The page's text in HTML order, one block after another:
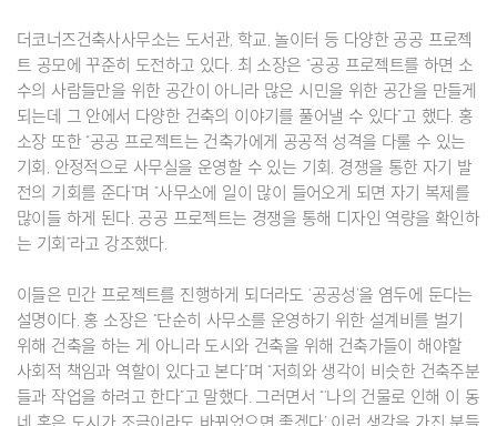
더코너즈건축사사무소는 도서관, 학교, 놀이터 등 다양한 공공 프로젝
트 공모에 꾸준히 도전하고 있다. 최 소장은 “공공 프로젝트를 하면 소
수의 사람들만을 위한 공간이 아니라 많은 시민을 위한 공간을 만들게
되는데 그 안에서 다양한 건축의 이야기를 풀어낼 수 있다”고 했다. 홍
소장 또한 “공공 프로젝트는 건축가에게 공공적 성격을 다룰 수 있는
기회, 안정적으로 사무실을 운영할 수 있는 기회, 경쟁을 통한 자기 발
전의 기회를 준다”며 “사무소에 일이 많이 들어오게 되면 자기 복제를
많이들 하게 된다. 공공 프로젝트는 경쟁을 통해 디자인 역량을 확인하
는 기회”라고 강조했다.
이들은 민간 프로젝트를 진행하게 되더라도 ‘공공성’을 염두에 둔다는
설명이다. 홍 소장은 “단순히 사무소를 운영하기 위한 설계비를 벌기
위해 건축을 하는 게 아니라 도시와 건축을 위해 건축가들이 해야할
사회적 책임과 역할이 있다고 본다”며 “저희와 생각이 비슷한 건축주분
들과 작업을 하려고 한다”고 말했다. 그러면서 “‘나의 건물로 인해 이 동